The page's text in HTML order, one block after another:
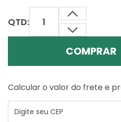
QTD:
COMPRAR
Calcular o valor do frete e